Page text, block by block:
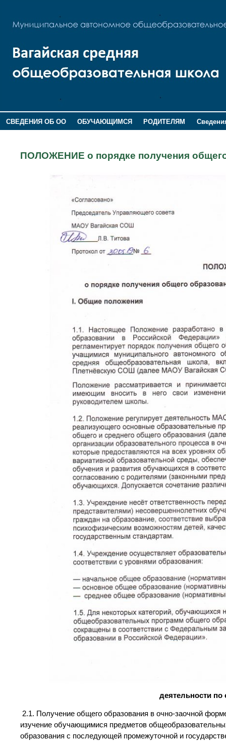
СВЕДЕНИЯ ОБ ОО ОБУЧАЮЩИМСЯ РОДИТЕЛЯМ
ПОЛОЖЕНИЕ о порядке получения
деятельности
2.1. Получение общего образования в очно-заочной
изучение обучающимися предметов
образования с последующей промежуточной и